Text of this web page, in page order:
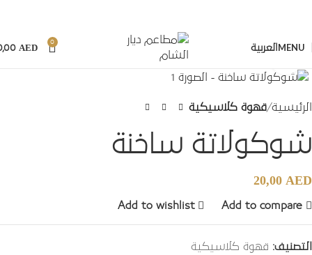
MENU العربية
0
AED
الرئيسية قهوة كلاسيكية
شوكولاتة ساخنة
20,00 AED
Add to compare
Add to wishlist
التصنيف: قهوة كلاسيكية